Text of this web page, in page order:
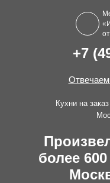
+7
Кухни на
более